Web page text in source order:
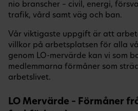
nio branscher – civil, energi,
trafik, vård samt väg och ban.
Vår viktigaste uppgift är att
villkor på arbetsplatsen för alla
genom LO-mervärde kan vi som
medlemmarna förmåner som
arbetslivet.
LO Mervärde – Förmåner